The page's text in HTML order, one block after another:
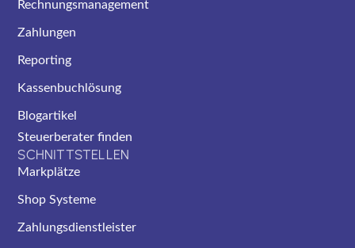
Rechnungsmanagement
Zahlungen
Reporting
Kassenbuchlösung
Blogartikel
Steuerberater finden
SCHNITTSTELLEN
Markplätze
Shop Systeme
Zahlungsdienstleister